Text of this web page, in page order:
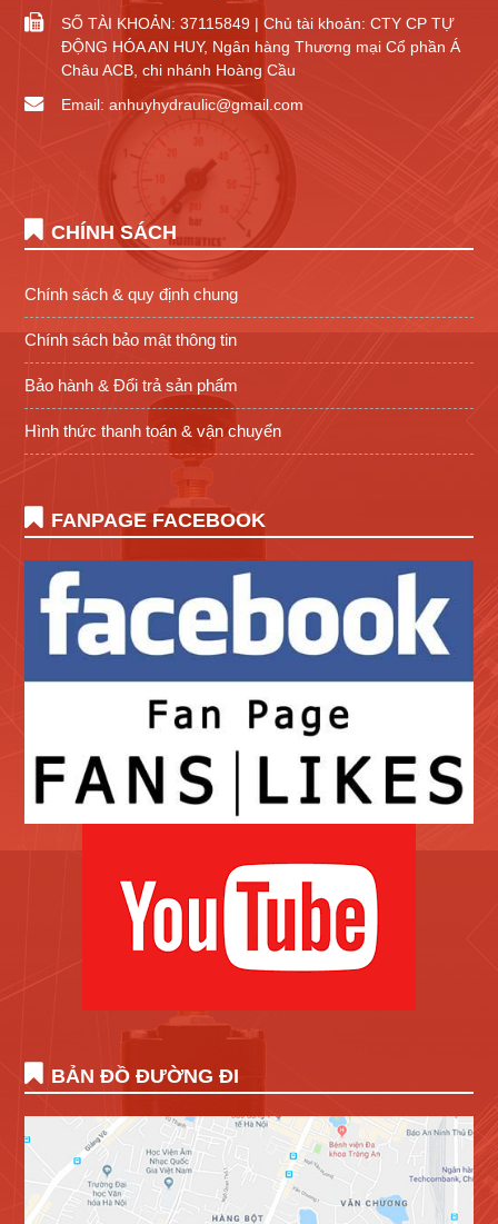
SỐ TÀI KHOẢN: 37115849 | Chủ tài khoản: CTY CP TỰ
ĐỘNG HÓA AN HUY, Ngân hàng Thương mại Cổ phần Á
Châu ACB, chi nhánh Hoàng Cầu
Email: anhuyhydraulic@gmail.com
CHÍNH SÁCH
Chính sách & quy định chung
Chính sách bảo mật thông tin
Bảo hành & Đổi trả sản phẩm
Hình thức thanh toán & vận chuyển
FANPAGE FACEBOOK
BẢN ĐỒ ĐƯỜNG ĐI